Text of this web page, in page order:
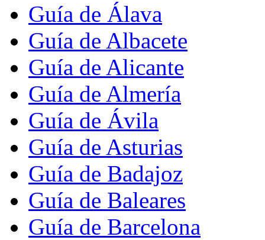
Guía de Álava
Guía de Albacete
Guía de Alicante
Guía de Almería
Guía de Ávila
Guía de Asturias
Guía de Badajoz
Guía de Baleares
Guía de Barcelona